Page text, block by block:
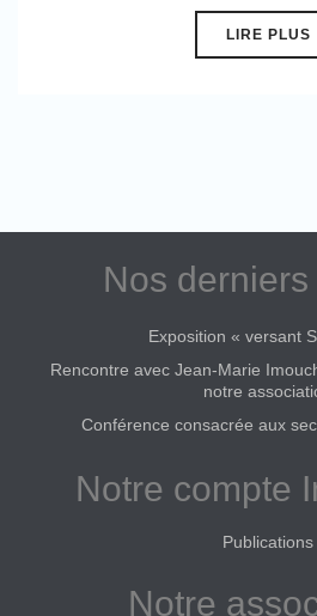
LIRE PLUS
Nos
Exposition « versant
Rencontre avec Jean-Marie
notre
Conférence consacrée aux
Notre compte
Publications
Notre